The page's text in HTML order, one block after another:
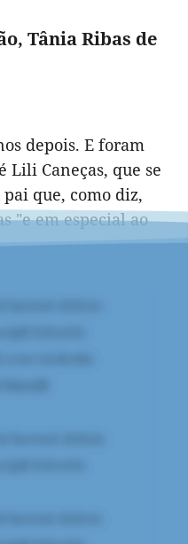
Tânia Ribas de
depois. E foram
Lili Caneças, que se
que, como diz,
"e em especial ao